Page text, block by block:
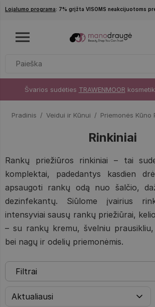
Pereiti į
Lojalumo programa: 7% grįžta VISOMS neakcijuotoms
Švarios sudėties TRAWENMOOR
Pradinis Veidui ir Kūnui Priemonės Kūno
Rinkiniai
Rankų priežiūros rinkiniai – tai
komplektai, padedantys kasdien
apsaugoti rankų odą nuo šalčio,
dezinfekantų. Siūlome įvairius
intensyviai sausų rankų priežiūrai,
– su rankų kremu, švelniu
bei nagų ir odelių priemonėmis.
Filtrai